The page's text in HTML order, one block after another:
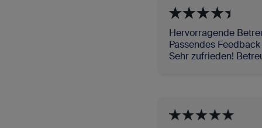
Hervorragende
Passendes
Sehr zufrieden!